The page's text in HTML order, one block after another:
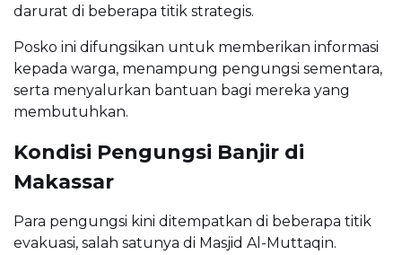
darurat di beberapa titik strategis.
Posko ini difungsikan untuk memberikan informasi
kepada warga, menampung pengungsi sementara,
serta menyalurkan bantuan bagi mereka yang
membutuhkan.
Kondisi Pengungsi Banjir di
Makassar
Para pengungsi kini ditempatkan di beberapa titik
evakuasi, salah satunya di Masjid Al-Muttaqin.